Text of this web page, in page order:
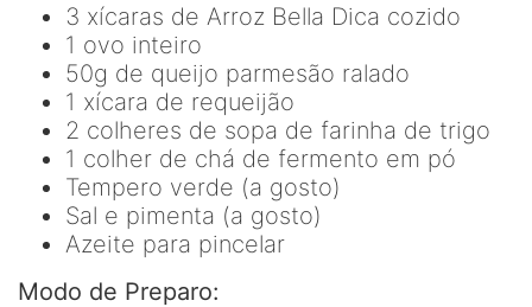
3 xícaras de Arroz Bella Dica cozido
1 ovo inteiro
50g de queijo parmesão ralado
1 xícara de requeijão
2 colheres de sopa de farinha de trigo
1 colher de chá de fermento em pó
Tempero verde (a gosto)
Sal e pimenta (a gosto)
Azeite para pincelar
Modo de Preparo: